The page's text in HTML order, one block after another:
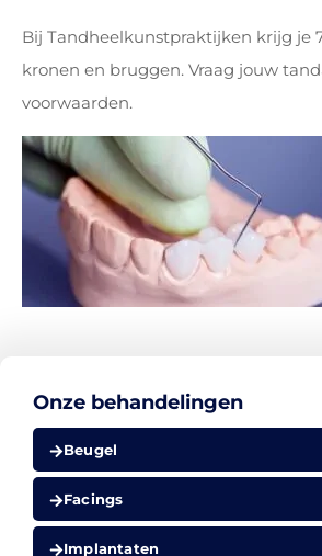
Onze behandelingen
Beugel
Facings
Implantaten
Bij Tandheelkunstpraktijken krijg je
kronen en bruggen. Vraag jouw
voorwaarden.